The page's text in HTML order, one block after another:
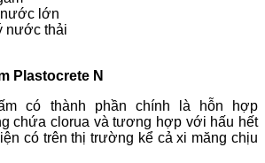
lớn
nước thải
Plastocrete N
có thành phần chính là hỗn hợp
chứa clorua và tương hợp với hấu hết
có trên thị trường kể cả xi măng chịu